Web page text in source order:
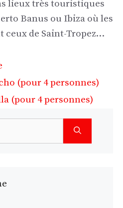
lieux très touristiques
Banus ou Ibiza où les
ceux de Saint-Tropez…
(pour 4 personnes)
(pour 4 personnes)